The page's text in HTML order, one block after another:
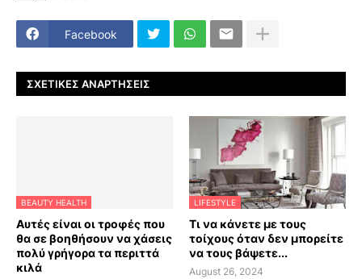
Facebook
ΣΧΕΤΙΚΈΣ ΑΝΑΡΤΉΣΕΙΣ
BEAUTY HEALTH
Αυτές είναι οι τροφές που
θα σε βοηθήσουν να χάσεις
πολύ γρήγορα τα περιττά
κιλά
LIFESTYLE
Τι να κάνετε με τους
τοίχους όταν δεν μπορείτε
να τους βάψετε...
August 26, 2024